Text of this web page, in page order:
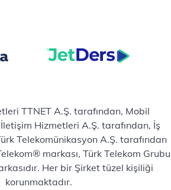
TTNET A.Ş. tarafından, Mobil
Hizmetleri A.Ş. tarafından, İş
Telekomünikasyon A.Ş. tarafından
markası, Türk Telekom Grubu
Her bir Şirket tüzel kişiliği
korunmaktadır.